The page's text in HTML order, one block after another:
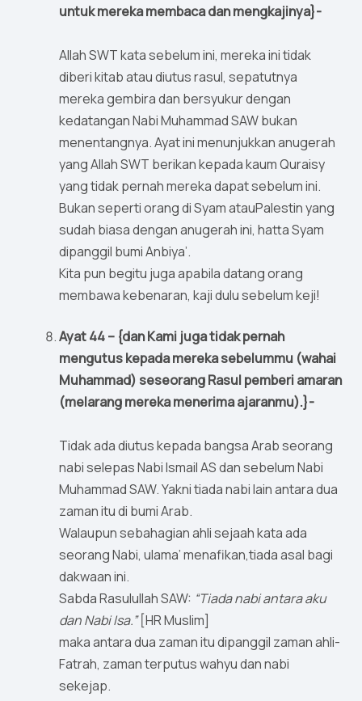
untuk mereka membaca dan mengkajinya}-
Allah SWT kata sebelum ini, mereka ini tidak
diberi kitab atau diutus rasul, sepatutnya
mereka gembira dan bersyukur dengan
kedatangan Nabi Muhammad SAW bukan
menentangnya. Ayat ini menunjukkan anugerah
yang Allah SWT berikan kepada kaum Quraisy
yang tidak pernah mereka dapat sebelum ini.
Bukan seperti orang di Syam atauPalestin yang
sudah biasa dengan anugerah ini, hatta Syam
dipanggil bumi Anbiya’.
Kita pun begitu juga apabila datang orang
membawa kebenaran, kaji dulu sebelum keji!
Ayat 44 – {dan Kami juga tidak pernah
mengutus kepada mereka sebelummu (wahai
Muhammad) seseorang Rasul pemberi amaran
(melarang mereka menerima ajaranmu).}-
Tidak ada diutus kepada bangsa Arab seorang
nabi selepas Nabi Ismail AS dan sebelum Nabi
Muhammad SAW. Yakni tiada nabi lain antara dua
zaman itu di bumi Arab.
Walaupun sebahagian ahli sejaah kata ada
seorang Nabi, ulama’ menafikan,tiada asal bagi
dakwaan ini.
Sabda Rasulullah SAW: “Tiada nabi antara aku
dan Nabi Isa.”[HR Muslim]
maka antara dua zaman itu dipanggil zaman ahli-
Fatrah, zaman terputus wahyu dan nabi
sekejap.